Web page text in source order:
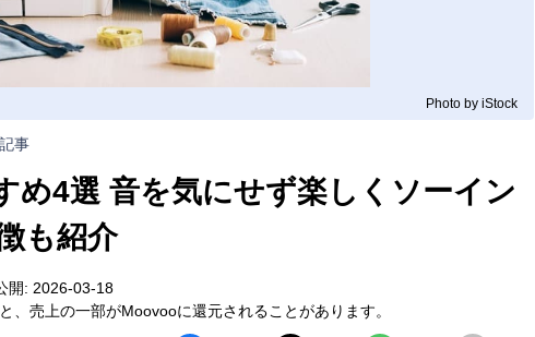
Photo by iStock
記事
め4選 音を気にせず楽しくソーイン
も紹介
開: 2026-03-18
売上の一部がMoovooに還元されることがあります。